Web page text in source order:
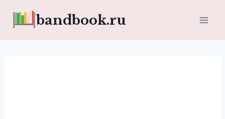
bandbook.ru